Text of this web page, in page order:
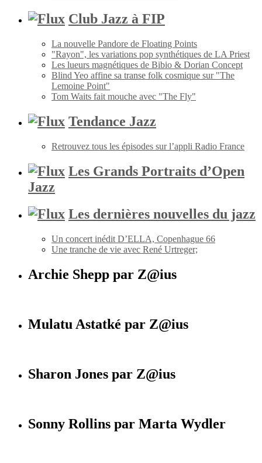
Club Jazz à FIP
La nouvelle Pandore de Floating Points
"Rayon", les variations pop synthétiques de LA Priest
Les lueurs magnétiques de Bibio & Dorian Concept
Blind Yeo affine sa transe folk cosmique sur "The
Lemoine Point"
Tom Waits fait mouche avec "The Fly"
Tendance Jazz
Retrouvez tous les épisodes sur l’appli Radio France
Les Grands Portraits d’Open
Jazz
Les dernières nouvelles du jazz
Un concert inédit D’ELLA, Copenhague 66
Une tranche de vie avec René Urtreger;
Archie Shepp par Z@ius
Mulatu Astatké par Z@ius
Sharon Jones par Z@ius
Sonny Rollins par Marta Wydler